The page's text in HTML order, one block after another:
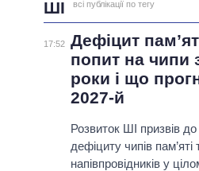
НОВИНИ
СТРІЧКА
ПОДІЇ
СТАТТІ
ОГЛЯДИ
ДАЙДЖЕСТИ
ПРЕЗИДЕНТ І ОФІС
ВЕРХОВНА РАДА
ВІДЕО
ШІ всі публікації по тегу
17:52 Дефіцит
попит на чипи
роки і що
2027-й
Розвиток ШІ призвів до
дефіциту чипів пам’яті
напівпровідників у